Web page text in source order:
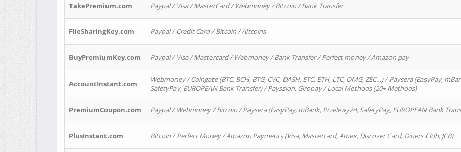
TakePremium.com Paypal / Visa / MasterCard / Webmoney / Bitcoin / Bank Transfer
FileSharingKey.com Paypal / Credit Card / Bitcoin / Altcoins
BuyPremiumKey.com Paypal / Visa / Mastercard / Webmoney / Bank Transfer / Perfect money / Amazon pay
AccountInstant.com
Webmoney / Coingate (BTC, BCH, BTG, CVC, DASH, ETC, ETH, LTC, OMG, ZEC…) / Paysera (EasyPay,
SafetyPay, EUROPEAN Bank Transfer) / Payssion, Giropay / Local Methods (20+ Methods)
PremiumCoupon.com Paypal / Webmoney / Bitcoin / Paysera (EasyPay, mBank, Przelewy24, SafetyPay, EUROPEAN Bank
PlusInstant.com Bitcoin / Perfect Money / Amazon Payments (Visa, Mastercard, Amex, Discover Card, Diners Club, JCB)